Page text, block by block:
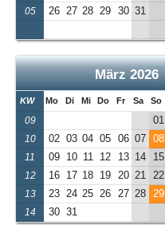
05 26 27 28 29 30 31
März 2026
KW Mo Di Mi Do Fr Sa So
09 01
10 02 03 04 05 06 07 08
11 09 10 11 12 13 14 15
12 16 17 18 19 20 21 22
13 23 24 25 26 27 28 29
14 30 31